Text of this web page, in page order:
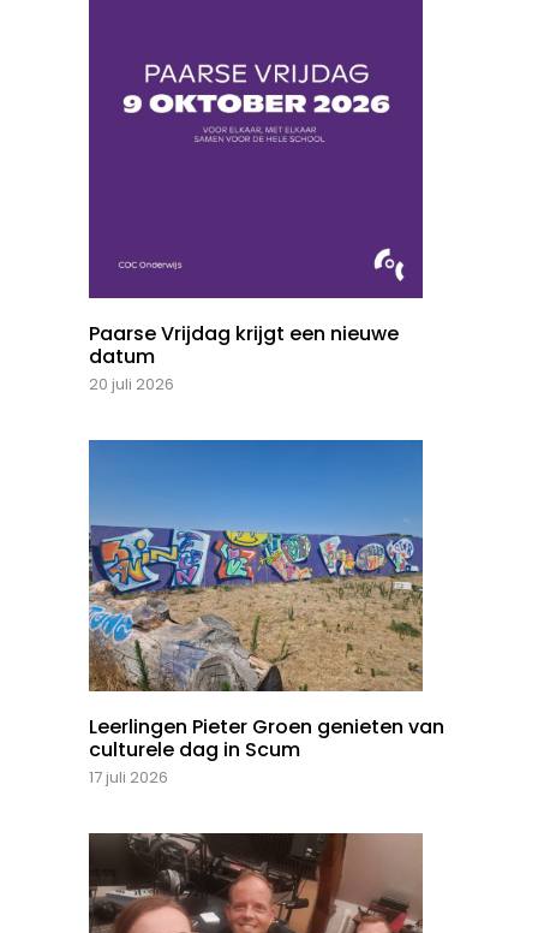
Paarse Vrijdag krijgt een nieuwe
datum
20 juli 2026
Leerlingen Pieter Groen genieten van
culturele dag in Scum
17 juli 2026